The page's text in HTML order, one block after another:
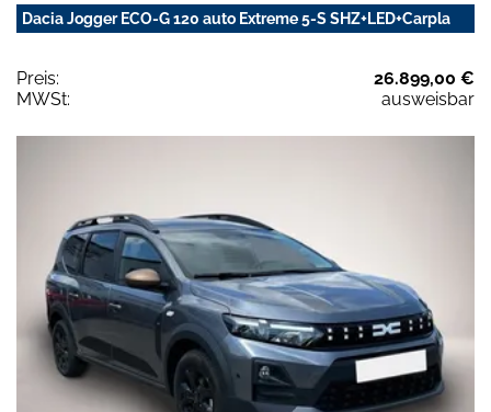
Dacia Jogger ECO-G 120 auto Extreme 5-S SHZ+LED+Carpla
Preis:
26.899,00 €
MWSt:
ausweisbar